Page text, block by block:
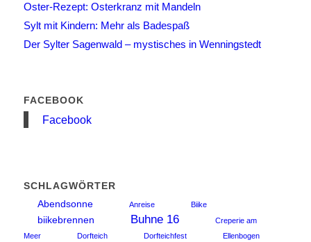
Oster-Rezept: Osterkranz mit Mandeln
Sylt mit Kindern: Mehr als Badespaß
Der Sylter Sagenwald – mystisches in Wenningstedt
FACEBOOK
Facebook
SCHLAGWÖRTER
Abendsonne
Anreise Biike
biikebrennen Buhne 16
Creperie am
Meer
Dorfteich Dorfteichfest Ellenbogen